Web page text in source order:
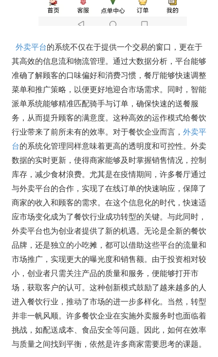
外卖平台的系统不仅在于提供一个交易的窗口，更在于
其高效的信息流和物流管理。通过大数据分析，平台能够
准确了解顾客的口味偏好和消费习惯，餐厅能够快速调整
菜单和推广策略，以便更好地迎合市场需求。同时，智能
派单系统能够精准匹配骑手与订单，确保快速的送餐服
务，从而提升顾客的满意度。这种高效的运作模式给餐饮
行业带来了前所未有的效率。对于餐饮企业而言， 外卖平
台的系统化管理同样意味着更高的透明度和可控性。外卖
数据的实时更新，使得商家能够及时掌握销售情况，控制
库存，减少食材浪费。尤其是在疫情期间，许多餐厅通过
与外卖平台的合作，实现了在线订单的快速响应，保障了
商家的收入和顾客的需求。在这个信息化的时代，快速适
应市场变化成为了餐饮行业成功转型的关键。与此同时，
外卖平台也为创业者提供了新的机遇。无论是全新的餐饮
品牌，还是独立的小吃摊，都可以借助这些平台的流量和
市场推广，实现更大的曝光度和销售额。由于投资相对较
小，创业者只需关注产品的质量和服务，便能够打开市
场，获取客户的认可。这种创新模式鼓励了越来越多的人
进入餐饮行业，推动了市场的进一步多样化。当然，转型
并非一帆风顺。许多餐饮企业在实施外卖服务时也面临着
挑战，如配送成本、食品安全等问题。因此，如何在效率
与质量之间找到平衡，依然是许多商家需要思考的课题。